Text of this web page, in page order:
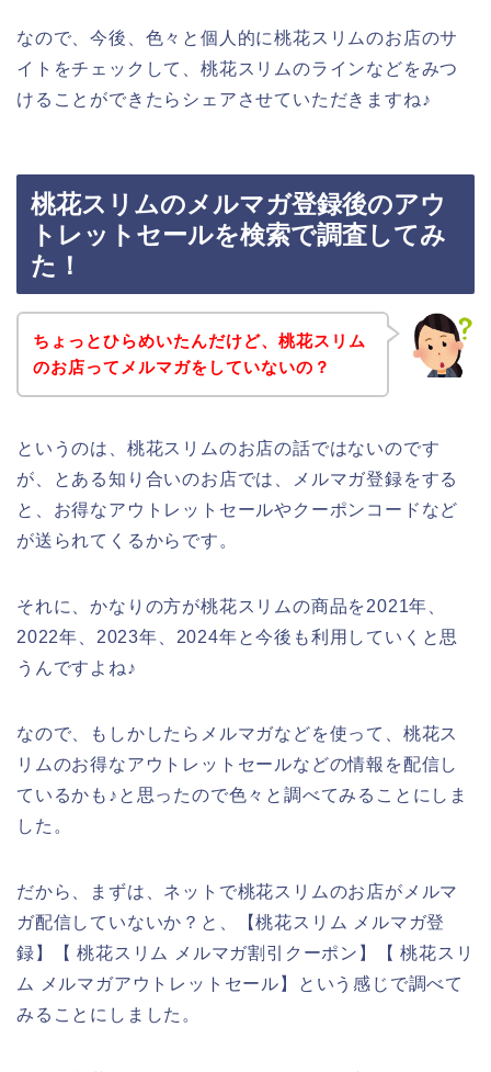
なので、今後、色々と個人的に桃花スリムのお店のサ
イトをチェックして、桃花スリムのラインなどをみつ
けることができたらシェアさせていただきますね♪
桃花スリムのメルマガ登録後のアウ
トレットセールを検索で調査してみ
た！
ちょっとひらめいたんだけど、桃花スリム
のお店ってメルマガをしていないの？
というのは、桃花スリムのお店の話ではないのです
が、とある知り合いのお店では、メルマガ登録をする
と、お得なアウトレットセールやクーポンコードなど
が送られてくるからです。
それに、かなりの方が桃花スリムの商品を2021年、
2022年、2023年、2024年と今後も利用していくと思
うんですよね♪
なので、もしかしたらメルマガなどを使って、桃花ス
リムのお得なアウトレットセールなどの情報を配信し
ているかも♪と思ったので色々と調べてみることにしま
した。
だから、まずは、ネットで桃花スリムのお店がメルマ
ガ配信していないか？と、【桃花スリム メルマガ登
録】【 桃花スリム メルマガ割引クーポン】【 桃花スリ
ム メルマガアウトレットセール】という感じで調べて
みることにしました。